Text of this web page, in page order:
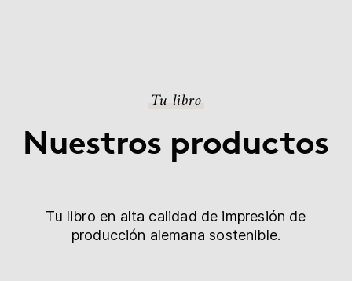
Tu libro
Nuestros productos
Tu libro en alta calidad de impresión de
producción alemana sostenible.